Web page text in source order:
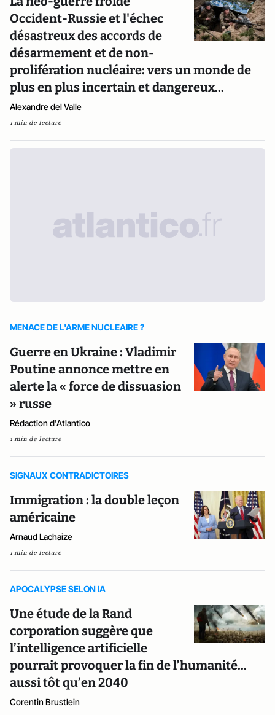
Occident-Russie et l'échec
désastreux des accords de
désarmement et de non-
prolifération nucléaire: vers un monde de
plus en plus incertain et dangereux...
Alexandre del Valle
1 min de lecture
MENACE DE L'ARME NUCLEAIRE ?
Guerre en Ukraine : Vladimir
Poutine annonce mettre en
alerte la « force de dissuasion
» russe
Rédaction d'Atlantico
1 min de lecture
SIGNAUX CONTRADICTOIRES
Immigration : la double leçon
américaine
Arnaud Lachaize
1 min de lecture
APOCALYPSE SELON IA
Une étude de la Rand
corporation suggère que
l’intelligence artificielle
pourrait provoquer la fin de l’humanité...
aussi tôt qu’en 2040
Corentin Brustlein